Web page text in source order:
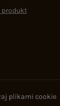
produkt
plikami cookie